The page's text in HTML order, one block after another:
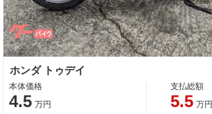
ホンダ トゥデイ
本体価格
4.5 万円
支払総額
5.5 万円